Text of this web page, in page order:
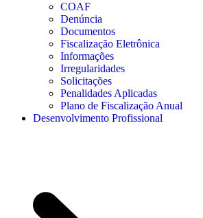
COAF
Denúncia
Documentos
Fiscalização Eletrônica
Informações
Irregularidades
Solicitações
Penalidades Aplicadas
Plano de Fiscalização Anual
Desenvolvimento Profissional